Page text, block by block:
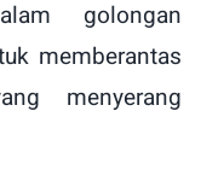
golongan
memberantas
menyerang